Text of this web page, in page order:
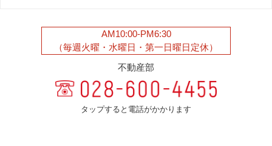
AM10:00-PM6:30
（毎週火曜・水曜日・第一日曜日定休）
不動産部
タップすると電話がかかります